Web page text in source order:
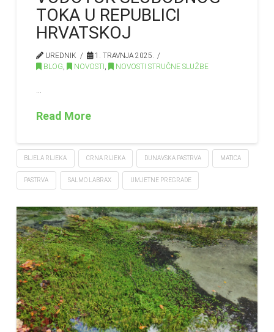
TOKA U REPUBLICI
HRVATSKOJ
UREDNIK
1. TRAVNJA 2025.
BLOG, NOVOSTI , NOVOSTI STRUČNE SLUŽBE
Read More
BIJELA RIJEKA CRNA RIJEKA DUNAVSKA PASTRVA MATICA
PASTRVA SALMO LABRAX UMJETNE PREGRADE